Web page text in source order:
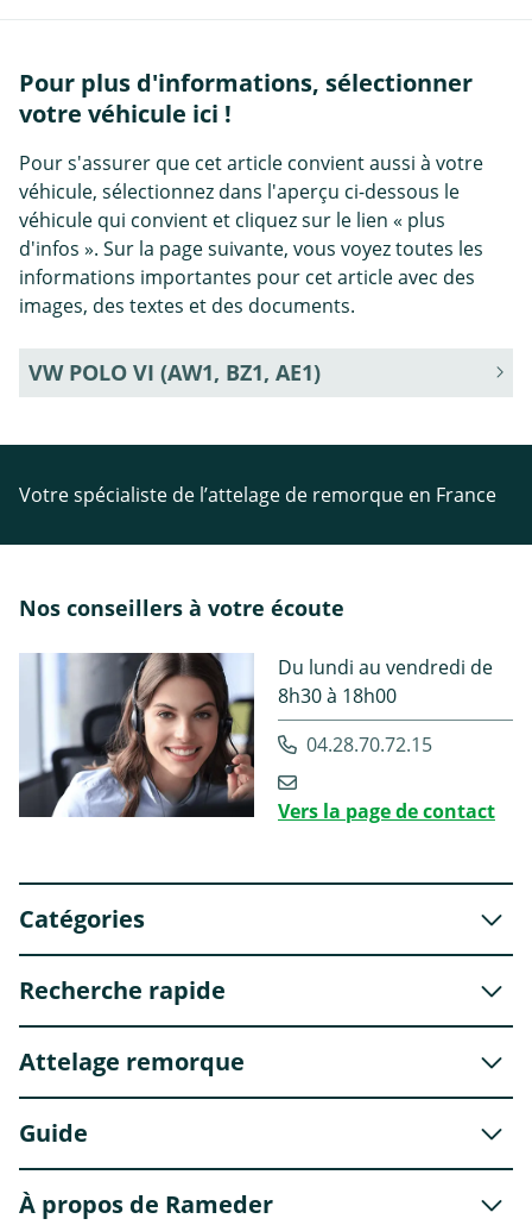
Pour plus d'informations, sélectionner
votre véhicule ici !
Pour s'assurer que cet article convient aussi à votre
véhicule, sélectionnez dans l'aperçu ci-dessous le
véhicule qui convient et cliquez sur le lien « plus
d'infos ». Sur la page suivante, vous voyez toutes les
informations importantes pour cet article avec des
images, des textes et des documents.
VW POLO VI (AW1, BZ1, AE1)
Votre spécialiste de l’attelage de remorque en France
Nos conseillers à votre écoute
Du lundi au vendredi de
8h30 à 18h00
04.28.70.72.15
Vers la page de contact
Catégories
Recherche rapide
Attelage remorque
Guide
À propos de Rameder